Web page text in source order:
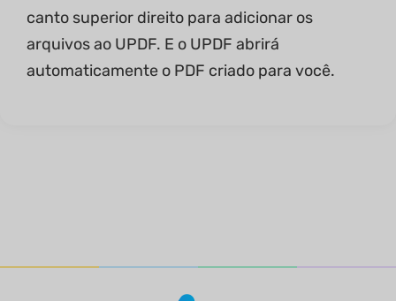
canto superior direito para adicionar os
arquivos ao UPDF. E o UPDF abrirá
automaticamente o PDF criado para você.